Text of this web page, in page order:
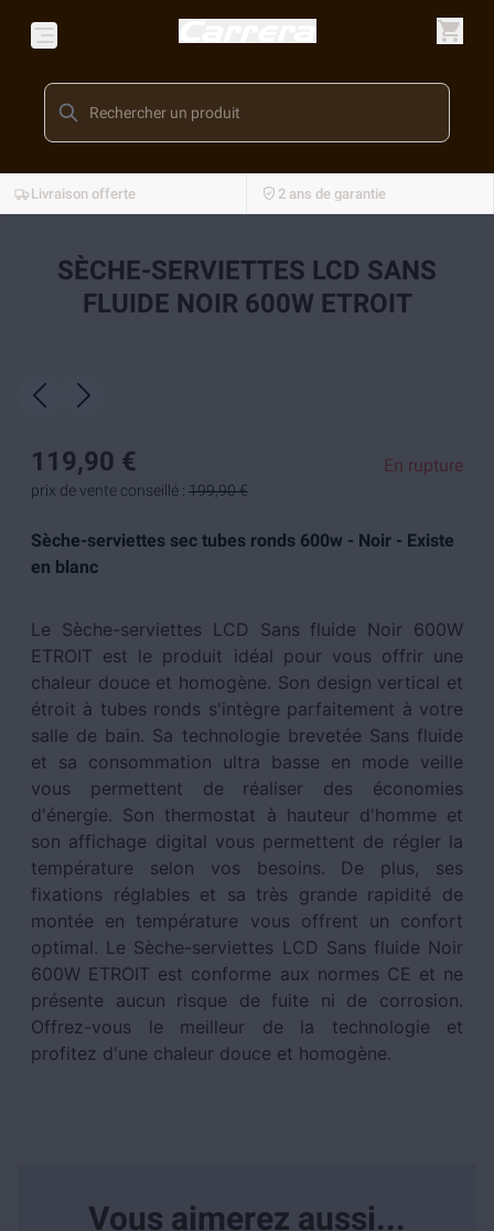
Livraison offerte 2 ans de garantie
SÈCHE-SERVIETTES LCD SANS
FLUIDE NOIR 600W ETROIT
119,90 € En rupture
prix de vente conseillé : 199,90 €
Sèche-serviettes sec tubes ronds 600w - Noir - Existe
en blanc
Le Sèche-serviettes LCD Sans fluide Noir 600W
ETROIT est le produit idéal pour vous offrir une
chaleur douce et homogène. Son design vertical et
étroit à tubes ronds s'intègre parfaitement à votre
salle de bain. Sa technologie brevetée Sans fluide
et sa consommation ultra basse en mode veille
vous permettent de réaliser des économies
d'énergie. Son thermostat à hauteur d'homme et
son affichage digital vous permettent de régler la
température selon vos besoins. De plus, ses
fixations réglables et sa très grande rapidité de
montée en température vous offrent un confort
optimal. Le Sèche-serviettes LCD Sans fluide Noir
600W ETROIT est conforme aux normes CE et ne
présente aucun risque de fuite ni de corrosion.
Offrez-vous le meilleur de la technologie et
profitez d'une chaleur douce et homogène.
Vous aimerez aussi...